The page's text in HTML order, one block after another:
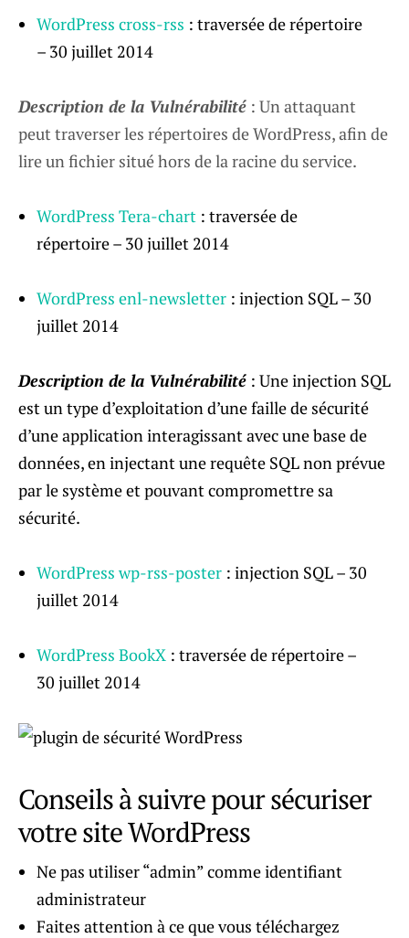
WordPress cross-rss : traversée de répertoire
– 30 juillet 2014
Description de la Vulnérabilité : Un attaquant
peut traverser les répertoires de WordPress, afin de
lire un fichier situé hors de la racine du service.
WordPress Tera-chart : traversée de
répertoire – 30 juillet 2014
WordPress enl-newsletter : injection SQL – 30
juillet 2014
Description de la Vulnérabilité : Une injection SQL
est un type d’exploitation d’une faille de sécurité
d’une application interagissant avec une base de
données, en injectant une requête SQL non prévue
par le système et pouvant compromettre sa
sécurité.
WordPress wp-rss-poster : injection SQL – 30
juillet 2014
WordPress BookX : traversée de répertoire –
30 juillet 2014
Conseils à suivre pour sécuriser
votre site WordPress
Ne pas utiliser “admin” comme identifiant
administrateur
Faites attention à ce que vous téléchargez